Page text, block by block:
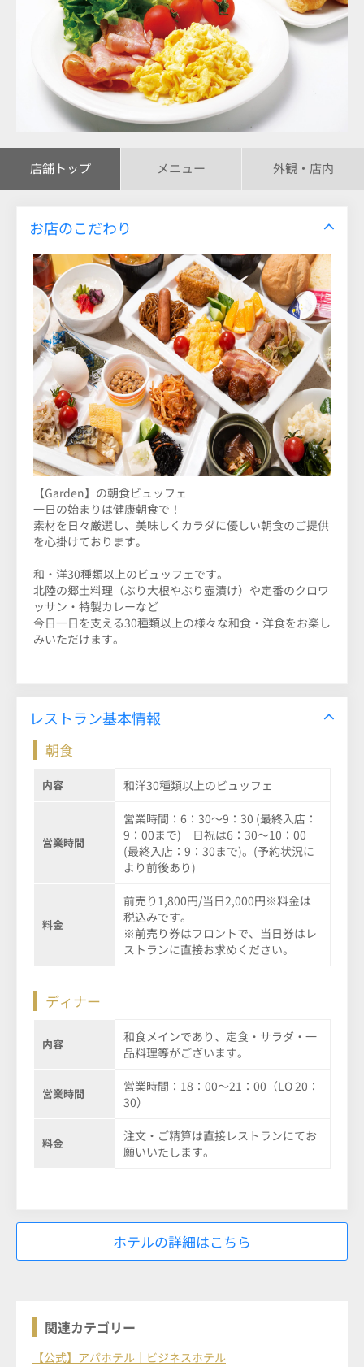
店舗トップ メニュー 外観・店内
お店のこだわり
【Garden】の朝食ビュッフェ
一日の始まりは健康朝食で！
素材を日々厳選し、美味しくカラダに優しい朝食のご提供
を心掛けております。
和・洋30種類以上のビュッフェです。
北陸の郷土料理（ぶり大根やぶり壺漬け）や定番のクロワ
ッサン・特製カレーなど
今日一日を支える30種類以上の様々な和食・洋食をお楽し
みいただけます。
レストラン基本情報
朝食
内容 和洋30種類以上のビュッフェ
営業時間
営業時間：6：30～9：30 (最終入店：
9：00まで) 日祝は6：30～10：00
(最終入店：9：30まで)。(予約状況に
より前後あり)
料金
前売り1,800円/当日2,000円※料金は
税込みです。
※前売り券はフロントで、当日券はレ
ストランに直接お求めください。
ディナー
内容
和食メインであり、定食・サラダ・一
品料理等がございます。
営業時間
営業時間：18：00～21：00（LO 20：
30）
料金
注文・ご精算は直接レストランにてお
願いいたします。
ホテルの詳細はこちら
関連カテゴリー
【公式】アパホテル｜ビジネスホテル